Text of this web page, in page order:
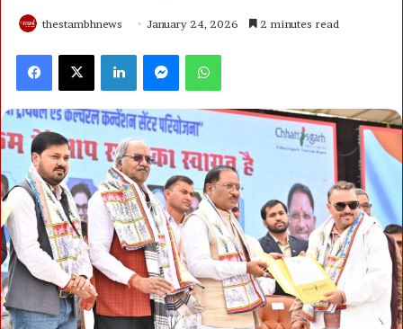
thestambhnews January 24, 2026 2 minutes read
Facebook X LinkedIn